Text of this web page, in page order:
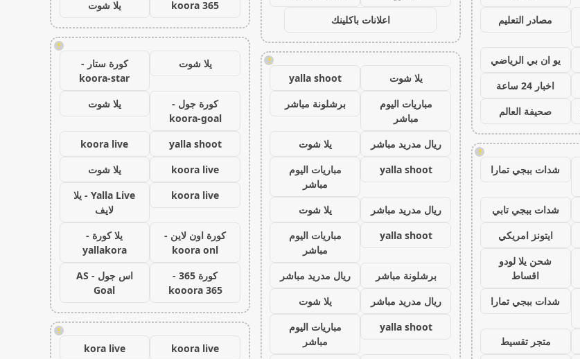
مصادر التعليم
يو ان بي الرياضي
اخبار 24 ساعة
صحيفة العالم
!
شدات ببجي تمارا
شدات ببجي تابي
ايتونز امريكي
شحن يلا لودو
اقساط
شدات ببجي تمارا
متجر تقسيط
اعلانات باكلينك
!
يلا شوت
yalla shoot
مباريات اليوم
مباشر
برشلونة مباشر
ريال مدريد مباشر
يلا شوت
yalla shoot
مباريات اليوم
مباشر
ريال مدريد مباشر
يلا شوت
yalla shoot
مباريات اليوم
مباشر
برشلونة مباشر
ريال مدريد مباشر
ريال مدريد مباشر
يلا شوت
yalla shoot
مباريات اليوم
مباشر
koora 365
يلا شوت
!
يلا شوت
كورة ستار -
koora-star
كورة جول -
koora-goal
يلا شوت
yalla shoot
koora live
koora live
يلا شوت
koora live
Yalla Live - يلا
لايف
كورة اون لاين -
koora onl
يلا كورة -
yallakora
كورة 365 -
kooora 365
اس جول - AS
Goal
!
koora live
kora live